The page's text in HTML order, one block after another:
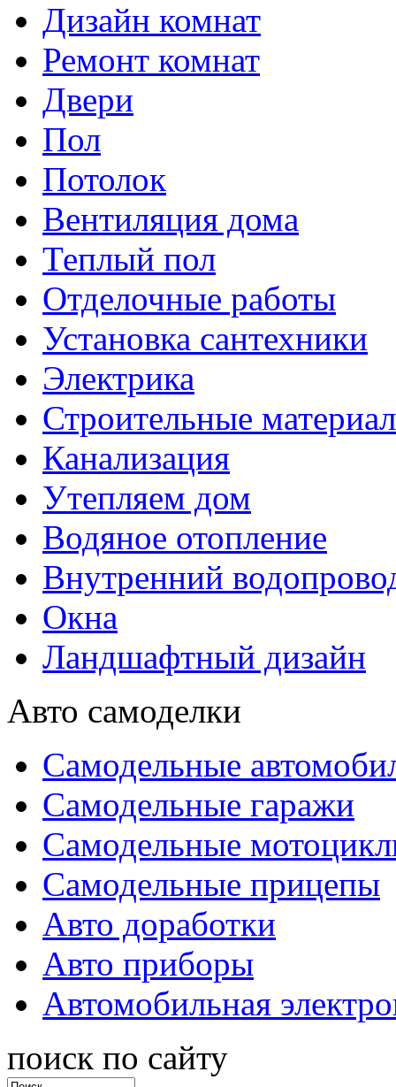
Дизайн комнат
Ремонт комнат
Двери
Пол
Потолок
Вентиляция дома
Теплый пол
Отделочные работы
Установка сантехники
Электрика
Строительные
Канализация
Утепляем дом
Водяное отопление
Внутренний
Окна
Ландшафтный дизайн
Авто самоделки
Самодельные
Самодельные гаражи
Самодельные
Самодельные прицепы
Авто доработки
Авто приборы
Автомобильная
поиск по сайту